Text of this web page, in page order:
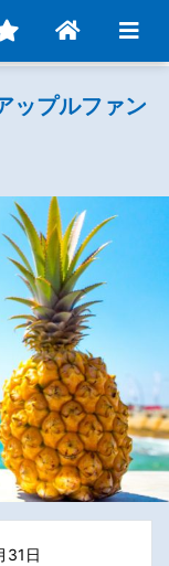
ップルファン
31日